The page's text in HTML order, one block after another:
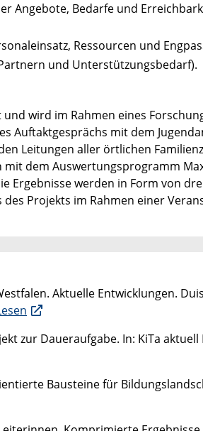
Angebote, Bedarfe und
Ressourcen und
und Unterstützungsbedarf).
wird im Rahmen eines
Auftaktgesprächs mit dem
Leitungen aller örtlichen
dem Auswertungsprogramm
Ergebnisse werden in Form von
Projekts im Rahmen einer
Aktuelle Entwicklungen.
zur Daueraufgabe. In: KiTa aktuell
Bausteine für